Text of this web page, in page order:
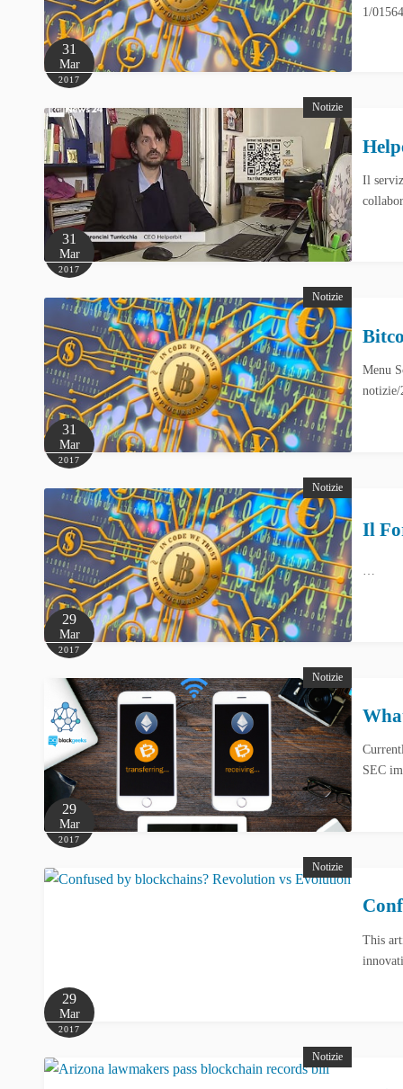
31
Mar
2017
1/
Notizie
31
Mar
2017
Il
Notizie
31
Mar
2017
Menu
notizie/
Notizie
29
Mar
2017
Il
Notizie
29
Mar
2017
SEC
Notizie
29
Mar
2017
This
Notizie